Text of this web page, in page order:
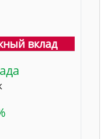
вклад